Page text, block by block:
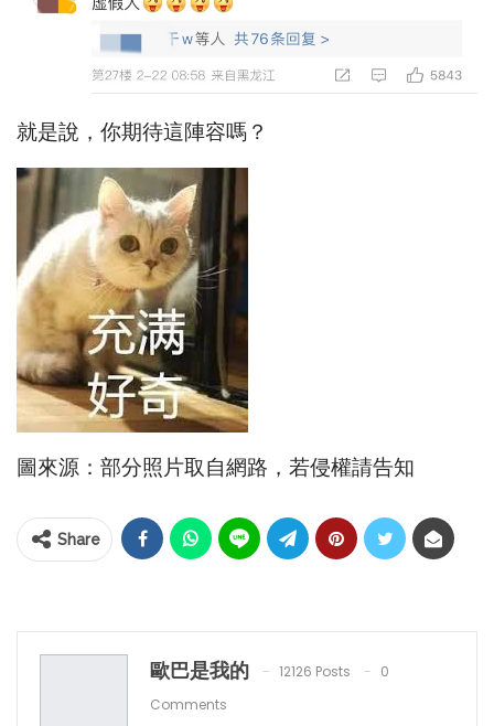
就是說，你期待這陣容嗎？
圖來源：部分照片取自網路，若侵權請告知
Share
歐巴是我的 12126 Posts
0
Comments